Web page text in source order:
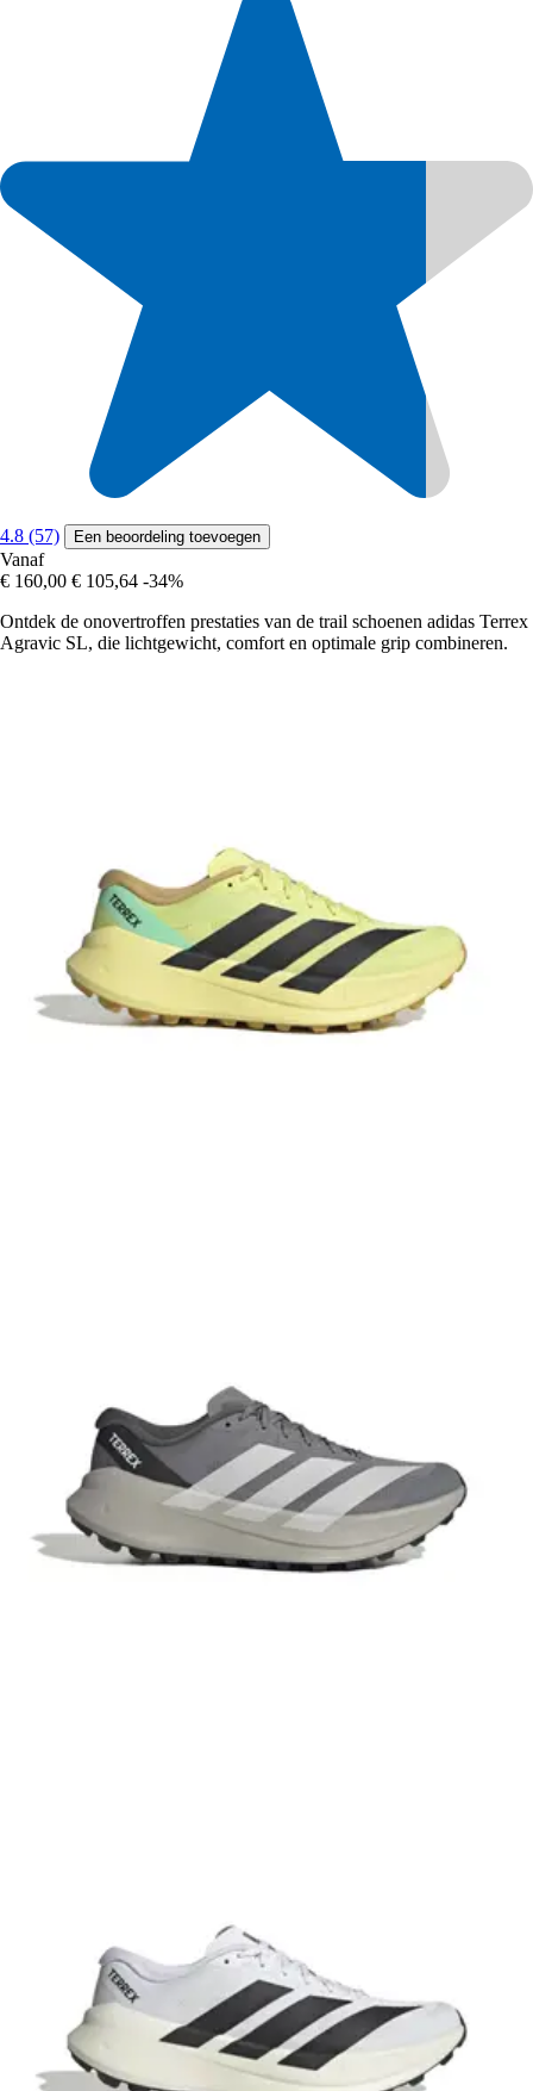
4.8 (57) Een beoordeling toevoegen
Vanaf
€ 160,00 € 105,64 -34%
Ontdek de onovertroffen prestaties van de trail schoenen adidas Terrex
Agravic SL, die lichtgewicht, comfort en optimale grip combineren.